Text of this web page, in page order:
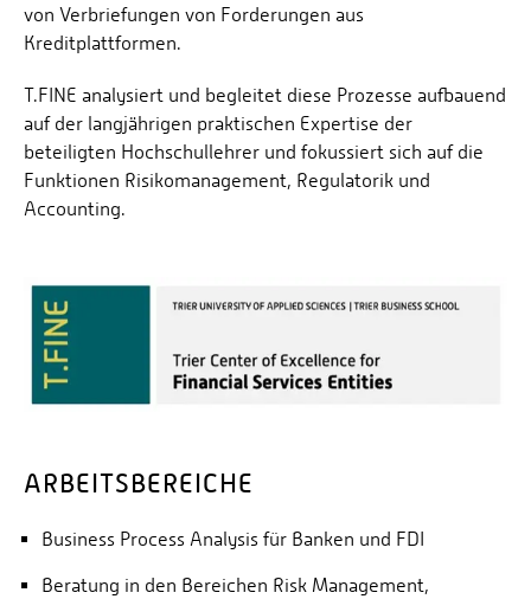
von Verbriefungen von Forderungen aus
Kreditplattformen.
T.FINE analysiert und begleitet diese Prozesse aufbauend
auf der langjährigen praktischen Expertise der
beteiligten Hochschullehrer und fokussiert sich auf die
Funktionen Risikomanagement, Regulatorik und
Accounting.
ARBEITSBEREICHE
Business Process Analysis für Banken und FDI
Beratung in den Bereichen Risk Management,